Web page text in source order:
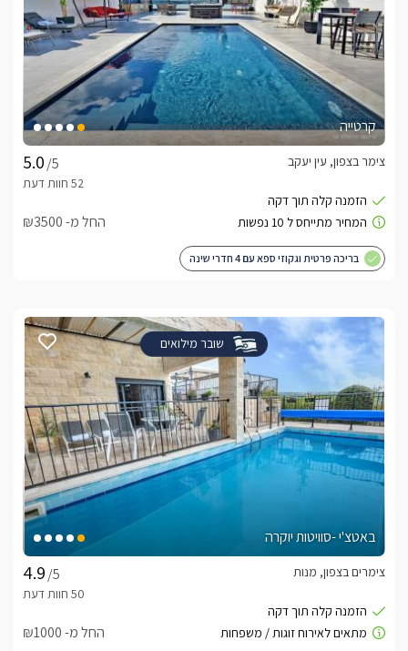
קרטייה
/5
צימר בצפון, עין יעקב
החל מ- ₪3500
בריכה פרטית וגקוזי ספא עם 4 חדרי שינה
שובר מילואים
באטצ'י -סוויטות יוקרה
/5
צימרים בצפון, מנות
החל מ- ₪1000